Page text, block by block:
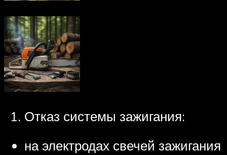
Отказ системы зажигания:
на электродах свечей зажигания